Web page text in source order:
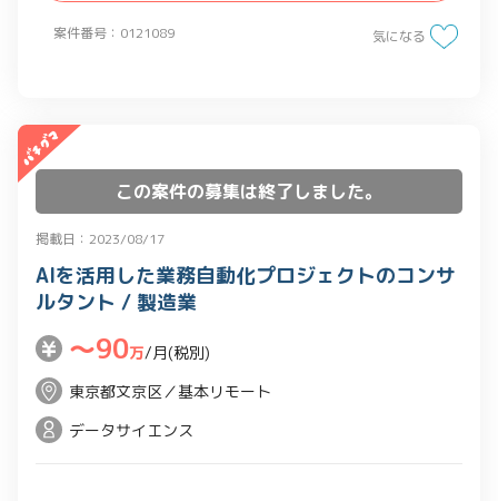
案件番号：0121089 気になる
この案件の募集は終了しました。
掲載日：2023/08/17
AIを活用した業務自動化プロジェクトのコンサ
ルタント / 製造業
〜90万/月(税別)
東京都文京区／基本リモート
データサイエンス